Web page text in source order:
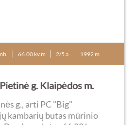
66.00 kv.m 2/5 a. 1992 m.
g. Klaipėdos m.
g., arti PC "Big"
kambarių butas mūrinio